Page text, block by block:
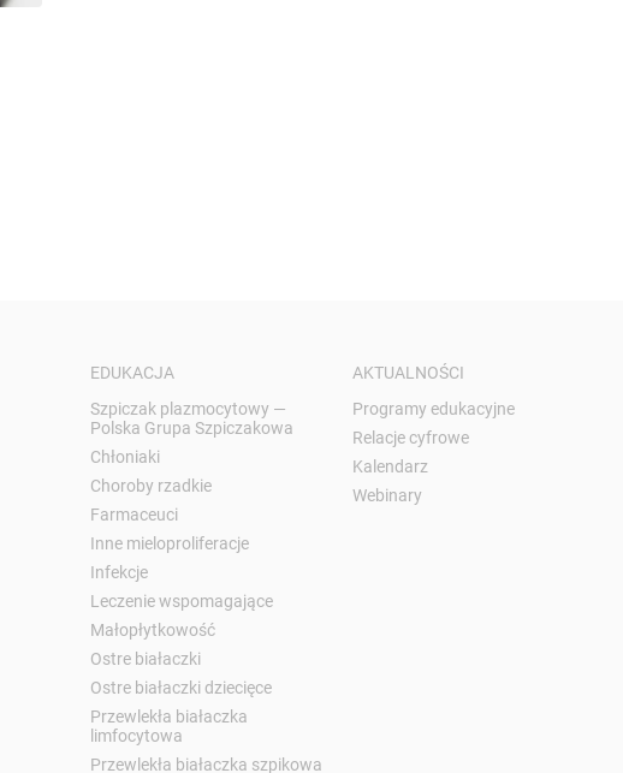
EDUKACJA
Szpiczak plazmocytowy —
Polska Grupa Szpiczakowa
Chłoniaki
Choroby rzadkie
Farmaceuci
Inne mieloproliferacje
Infekcje
Leczenie wspomagające
Małopłytkowość
Ostre białaczki
Ostre białaczki dziecięce
Przewlekła białaczka
limfocytowa
Przewlekła białaczka szpikowa
AKTUALNOŚCI
Programy edukacyjne
Relacje cyfrowe
Kalendarz
Webinary